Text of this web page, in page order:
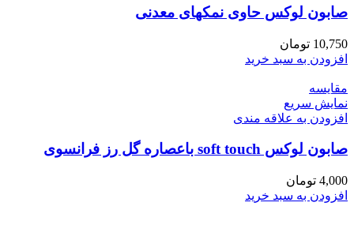
صابون لوکس حاوی نمکهای معدنی
10,750 تومان
افزودن به سبد خرید
مقايسه
نمایش سریع
افزودن به علاقه مندی
صابون لوکس soft touch باعصاره گل رز فرانسوی
4,000 تومان
افزودن به سبد خرید